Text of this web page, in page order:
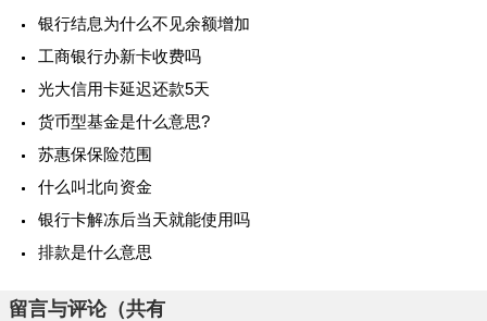
银行结息为什么不见余额增加
工商银行办新卡收费吗
光大信用卡延迟还款5天
货币型基金是什么意思?
苏惠保保险范围
什么叫北向资金
银行卡解冻后当天就能使用吗
排款是什么意思
留言与评论（共有